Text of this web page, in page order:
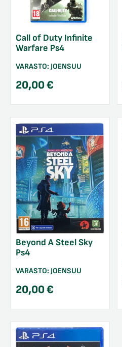
Call of Duty Infinite
Warfare Ps4
VARASTO: JOENSUU
20,00€
Beyond A Steel Sky
Ps4
VARASTO: JOENSUU
20,00€